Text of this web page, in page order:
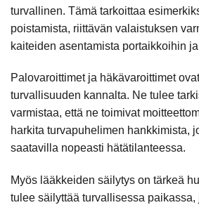
turvallinen. Tämä tarkoittaa
poistamista, riittävän valaistuksen
kaiteiden asentamista portaikkoihin
Palovaroittimet ja häkävaroittimet
turvallisuuden kannalta. Ne tulee
varmistaa, että ne toimivat
harkita turvapuhelimen hankkimista,
saatavilla nopeasti hätätilanteessa.
Myös lääkkeiden säilytys on tärkeä
tulee säilyttää turvallisessa paikassa,